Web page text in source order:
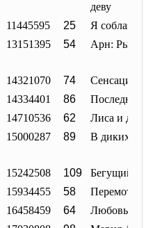
деву
11445595 25
Я
13151395 54 Арн:
14321070 74
Сенсация
14334401 86
Последний
14710536 62
Лиса и дитя
15000287 89 В диких
15242508 109
Бегущий за
15934455 58
Перемотка
16458459 64
Любовь во